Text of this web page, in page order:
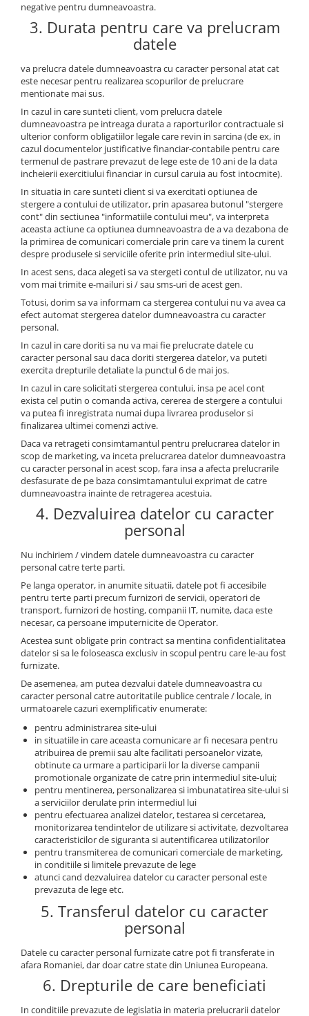
Trepiede si monopiede
Trepiede foto
Trepied / Monopied Carbon
Trepiede pentru compacte /
webcam-uri
Monopiede foto/video
Cap trepied si monopied
Carucioare trepied (Dolly)
Placute cap trepied
Huse trepied / stativ lumini
Sina Focus pentru Macro
Accesorii trepiede si monopiede
Selfie Stick
Studio/Lumini si accesorii
Blitz-uri studio
Softbox-uri
Lampi lumina continua
Stative/boom-uri pentru lumini
Cleme blitz fasung lumina, spigoti
Fundaluri
Suporti pentru fundaluri
Blende
Corturi si mese pt. fotografia de
produs
Declansatoare Radio si Infrarosu
Huse si genti pentru studio
Becuri si lampa blitz studio
Suruburi si piulite, adaptoare de
trecere
Calibrare expunere
Imprimante si Consumabile
Cartuse si cerneluri
Imprimante
Scannere Documente
Hartie foto
Filme foto si scanere film
Materiale foto alb-negru
Aparate foto unica folosinta
Filme instant FUJI INSTAX
Chimicale developare film alb-
diapozitive late 120mm color
negative 35mm alb-negru
negative 35mm color
negative pentru dumneavoastra.
3. Durata pentru care va prelucram
datele
va prelucra datele dumneavoastra cu caracter personal atat cat
este necesar pentru realizarea scopurilor de prelucrare
mentionate mai sus.
In cazul in care sunteti client, vom prelucra datele
dumneavoastra pe intreaga durata a raporturilor contractuale si
ulterior conform obligatiilor legale care revin in sarcina (de ex, in
cazul documentelor justificative financiar-contabile pentru care
termenul de pastrare prevazut de lege este de 10 ani de la data
incheierii exercitiului financiar in cursul caruia au fost intocmite).
In situatia in care sunteti client si va exercitati optiunea de
stergere a contului de utilizator, prin apasarea butonul "stergere
cont" din sectiunea "informatiile contului meu", va interpreta
aceasta actiune ca optiunea dumneavoastra de a va dezabona de
la primirea de comunicari comerciale prin care va tinem la curent
despre produsele si serviciile oferite prin intermediul site-ului.
In acest sens, daca alegeti sa va stergeti contul de utilizator, nu va
vom mai trimite e-mailuri si / sau sms-uri de acest gen.
Totusi, dorim sa va informam ca stergerea contului nu va avea ca
efect automat stergerea datelor dumneavoastra cu caracter
personal.
In cazul in care doriti sa nu va mai fie prelucrate datele cu
caracter personal sau daca doriti stergerea datelor, va puteti
exercita drepturile detaliate la punctul 6 de mai jos.
In cazul in care solicitati stergerea contului, insa pe acel cont
exista cel putin o comanda activa, cererea de stergere a contului
va putea fi inregistrata numai dupa livrarea produselor si
finalizarea ultimei comenzi active.
Daca va retrageti consimtamantul pentru prelucrarea datelor in
scop de marketing, va inceta prelucrarea datelor dumneavoastra
cu caracter personal in acest scop, fara insa a afecta prelucrarile
desfasurate de pe baza consimtamantului exprimat de catre
dumneavoastra inainte de retragerea acestuia.
4. Dezvaluirea datelor cu caracter
personal
Nu inchiriem / vindem datele dumneavoastra cu caracter
personal catre terte parti.
Pe langa operator, in anumite situatii, datele pot fi accesibile
pentru terte parti precum furnizori de servicii, operatori de
transport, furnizori de hosting, companii IT, numite, daca este
necesar, ca persoane imputernicite de Operator.
Acestea sunt obligate prin contract sa mentina confidentialitatea
datelor si sa le foloseasca exclusiv in scopul pentru care le-au fost
furnizate.
De asemenea, am putea dezvalui datele dumneavoastra cu
caracter personal catre autoritatile publice centrale / locale, in
urmatoarele cazuri exemplificativ enumerate:
pentru administrarea site-ului
in situatiile in care aceasta comunicare ar fi necesara pentru
atribuirea de premii sau alte facilitati persoanelor vizate,
obtinute ca urmare a participarii lor la diverse campanii
promotionale organizate de catre prin intermediul site-ului;
pentru mentinerea, personalizarea si imbunatatirea site-ului si
a serviciilor derulate prin intermediul lui
pentru efectuarea analizei datelor, testarea si cercetarea,
monitorizarea tendintelor de utilizare si activitate, dezvoltarea
caracteristicilor de siguranta si autentificarea utilizatorilor
pentru transmiterea de comunicari comerciale de marketing,
in conditiile si limitele prevazute de lege
atunci cand dezvaluirea datelor cu caracter personal este
prevazuta de lege etc.
5. Transferul datelor cu caracter
personal
Datele cu caracter personal furnizate catre pot fi transferate in
afara Romaniei, dar doar catre state din Uniunea Europeana.
6. Drepturile de care beneficiati
In conditiile prevazute de legislatia in materia prelucrarii datelor